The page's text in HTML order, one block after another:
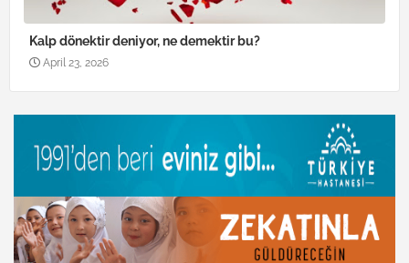
Kalp dönektir deniyor, ne demektir bu?
April 23, 2026